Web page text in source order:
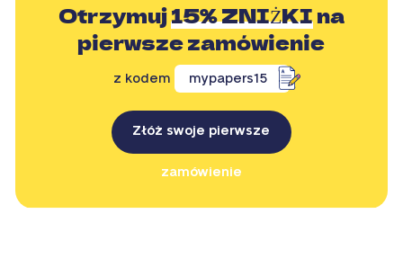
Otrzymuj15% ZNIŻKIna
pierwsze zamówienie
z kodem mypapers15
Złóż swoje pierwsze
zamówienie